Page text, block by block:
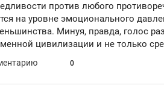
против любого
на уровне эмоционального
Минуя, правда, голос
цивилизации и не только
0